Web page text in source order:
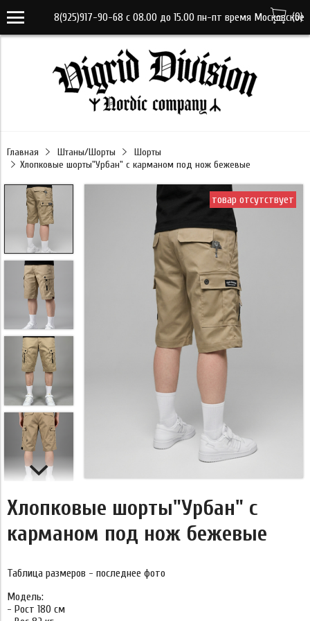
VK-RTRG-346206-gjaxr
8(925)917-90-68 с 08.00 до 15.00 пн-пт время Московское
(0)
Главная Штаны/Шорты
Шорты
Хлопковые шорты"Урбан" с карманом под нож бежевые
товар отсутствует
Хлопковые шорты"Урбан" с
карманом под нож бежевые
Таблица размеров - последнее фото
Модель:
- Рост 180 см